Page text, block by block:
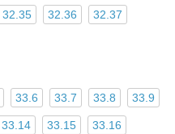
32.35 32.36 32.37
33.6 33.7 33.8 33.9
33.14 33.15 33.16